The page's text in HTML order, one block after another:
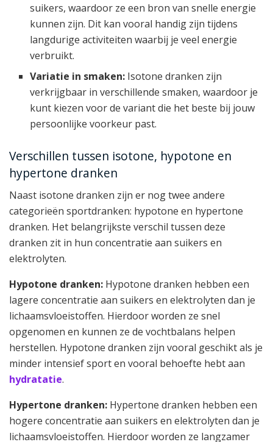
suikers, waardoor ze een bron van snelle energie
kunnen zijn. Dit kan vooral handig zijn tijdens
langdurige activiteiten waarbij je veel energie
verbruikt.
Variatie in smaken: Isotone dranken zijn
verkrijgbaar in verschillende smaken, waardoor je
kunt kiezen voor de variant die het beste bij jouw
persoonlijke voorkeur past.
Verschillen tussen isotone, hypotone en
hypertone dranken
Naast isotone dranken zijn er nog twee andere
categorieën sportdranken: hypotone en hypertone
dranken. Het belangrijkste verschil tussen deze
dranken zit in hun concentratie aan suikers en
elektrolyten.
Hypotone dranken: Hypotone dranken hebben een
lagere concentratie aan suikers en elektrolyten dan je
lichaamsvloeistoffen. Hierdoor worden ze snel
opgenomen en kunnen ze de vochtbalans helpen
herstellen. Hypotone dranken zijn vooral geschikt als je
minder intensief sport en vooral behoefte hebt aan
hydratatie.
Hypertone dranken: Hypertone dranken hebben een
hogere concentratie aan suikers en elektrolyten dan je
lichaamsvloeistoffen. Hierdoor worden ze langzamer